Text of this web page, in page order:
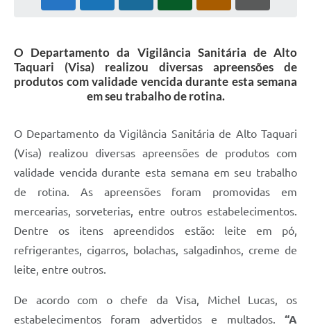
O Departamento da Vigilância Sanitária de Alto
Taquari (Visa) realizou diversas apreensões de
produtos com validade vencida durante esta semana
em seu trabalho de rotina.
O Departamento da Vigilância Sanitária de Alto Taquari
(Visa) realizou diversas apreensões de produtos com
validade vencida durante esta semana em seu trabalho
de rotina. As apreensões foram promovidas em
mercearias, sorveterias, entre outros estabelecimentos.
Dentre os itens apreendidos estão: leite em pó,
refrigerantes, cigarros, bolachas, salgadinhos, creme de
leite, entre outros.
De acordo com o chefe da Visa, Michel Lucas, os
estabelecimentos foram advertidos e multados. “A